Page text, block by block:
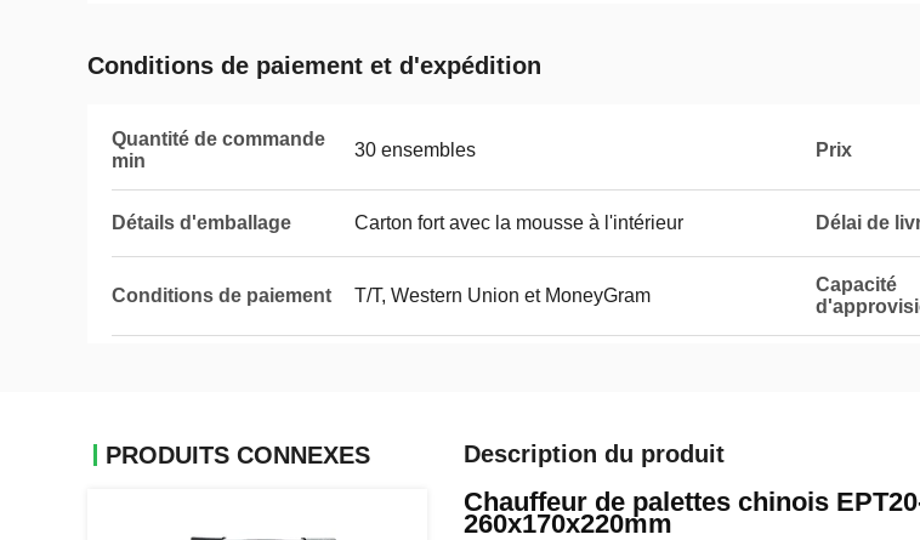
Conditions de paiement et d'expédition
Quantité de commande
min
30 ensembles Prix
Détails d'emballage Carton fort avec la mousse à l'intérieur Délai de
Conditions de paiement T/T, Western Union et MoneyGram
Capacité
PRODUITS CONNEXES Description du produit
Chauffeur de palettes chinois
260x170x220mm